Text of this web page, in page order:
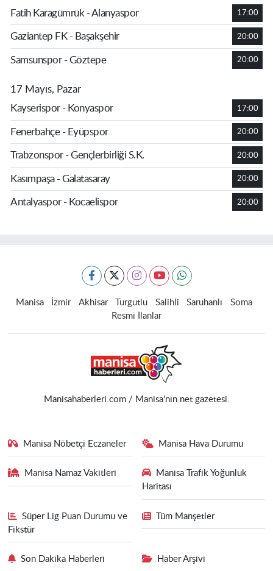
Fatih Karagümrük - Alanyaspor
17:00
Gaziantep FK - Başakşehir 20:00
Samsunspor - Göztepe 20:00
17 Mayıs, Pazar
Kayserispor - Konyaspor
17:00
Fenerbahçe - Eyüpspor 20:00
Trabzonspor - Gençlerbirliği S.K. 20:00
Kasımpaşa - Galatasaray 20:00
Antalyaspor - Kocaelispor 20:00
Manisa İzmir Akhisar Turgutlu Salihli Saruhanlı
Soma
Resmi İlanlar
Manisahaberleri.com / Manisa'nın net gazetesi.
Manisa Nöbetçi Eczaneler Manisa Hava Durumu
Manisa Namaz Vakitleri
Manisa Trafik Yoğunluk
Haritası
Süper Lig Puan Durumu ve
Fikstür
Tüm Manşetler
Son Dakika Haberleri Haber Arşivi